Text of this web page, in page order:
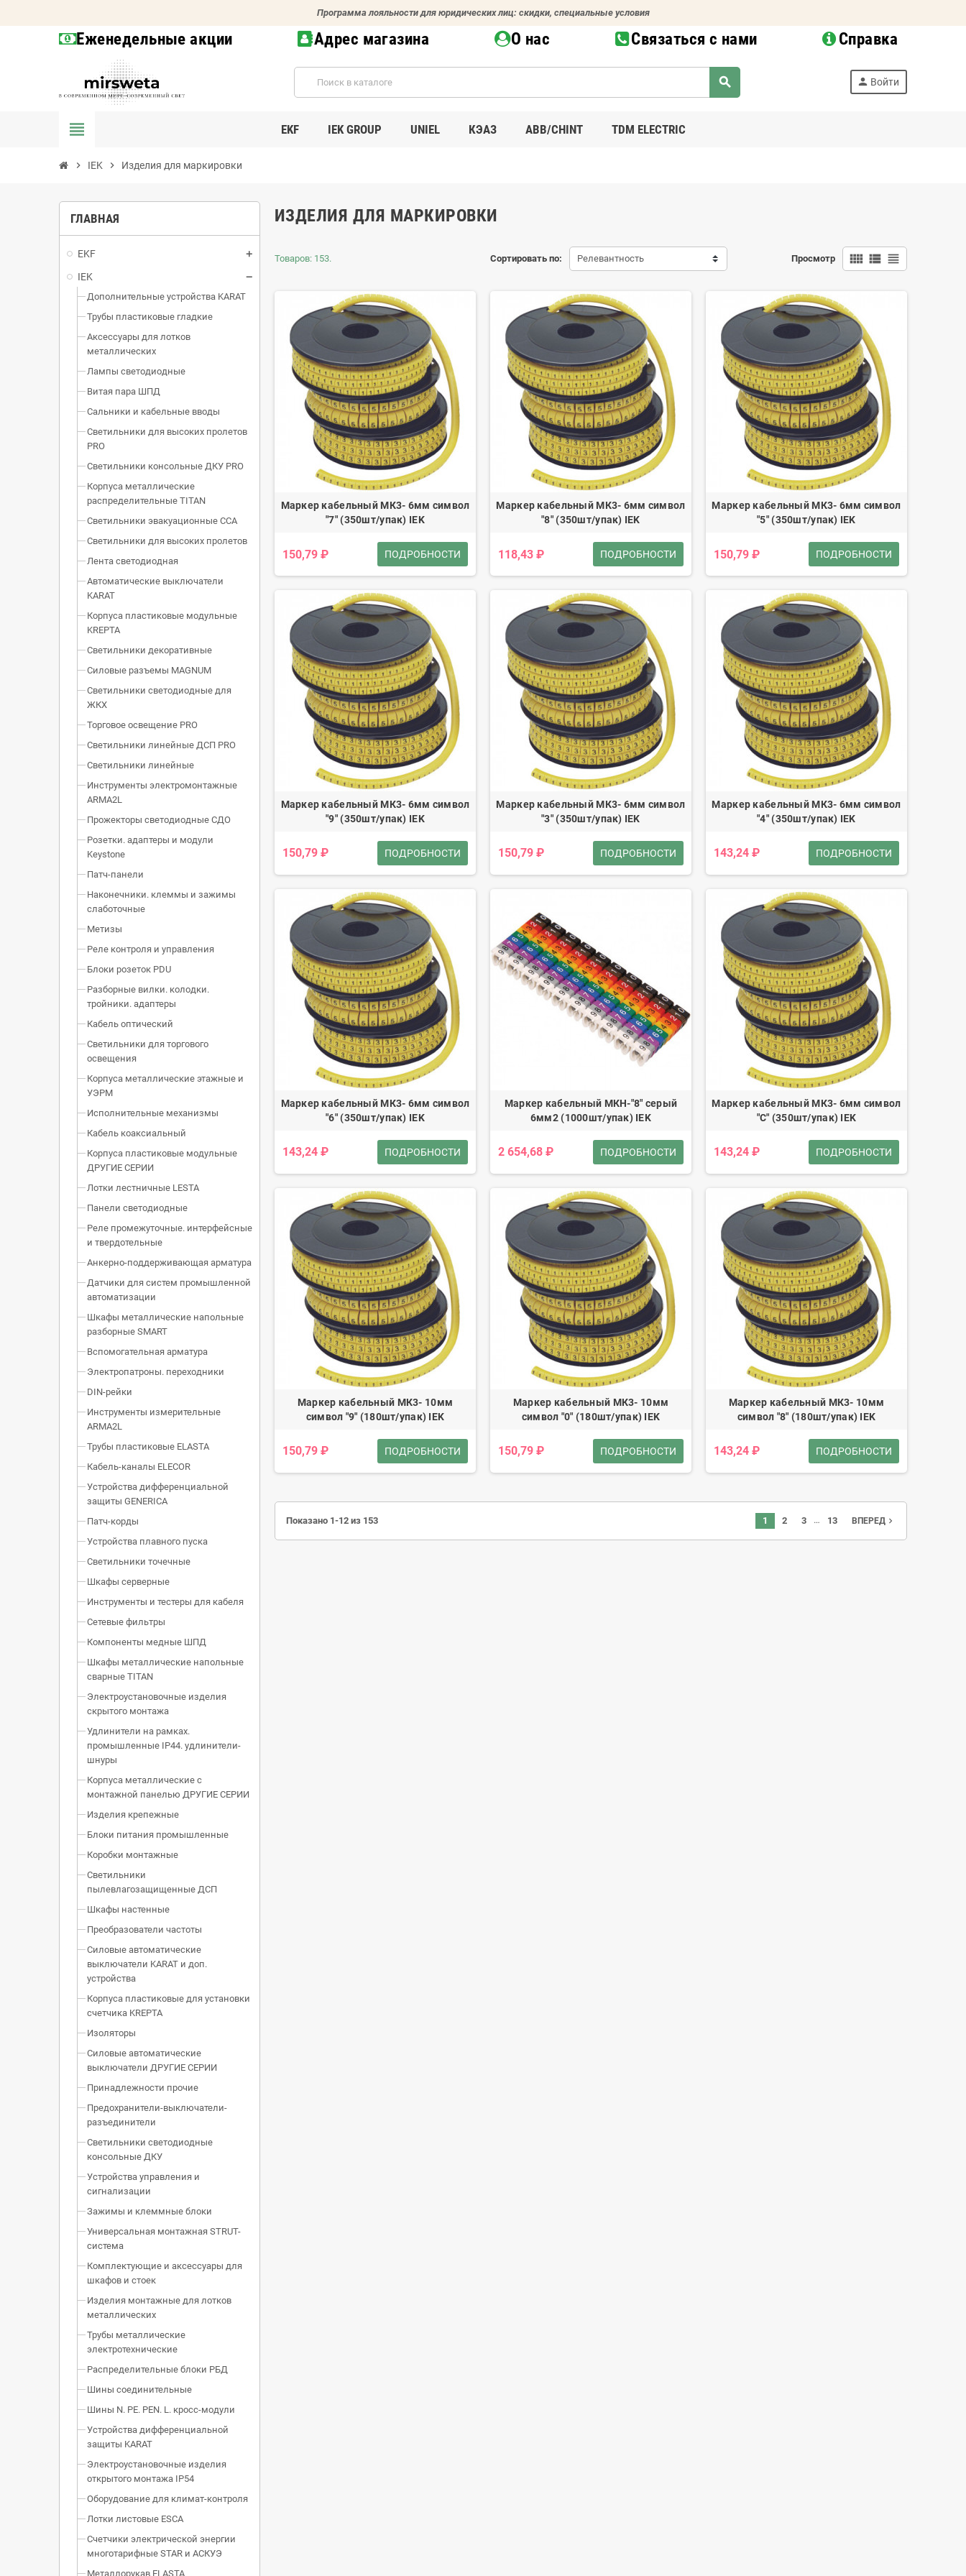
Программа лояльности для юридических лиц: скидки, специальные условия
Еженедельные акции Адрес магазина О нас Связаться с нами Справка
search person Войти
view_headline EKF IEK GROUP UNIEL КЭАЗ ABB/CHINT TDM ELECTRIC
chevron_right IEK chevron_right Изделия для маркировки
ГЛАВНАЯ
EKF
IEK
Дополнительные устройства KARAT
Трубы пластиковые гладкие
Аксессуары для лотков
металлических
Лампы светодиодные
Витая пара ШПД
Сальники и кабельные вводы
Светильники для высоких пролетов
PRO
Светильники консольные ДКУ PRO
Корпуса металлические
распределительные TITAN
Светильники эвакуационные ССА
Светильники для высоких пролетов
Лента светодиодная
Автоматические выключатели
KARAT
Корпуса пластиковые модульные
KREPTA
Светильники декоративные
Силовые разъемы MAGNUM
Светильники светодиодные для
ЖКХ
Торговое освещение PRO
Светильники линейные ДСП PRO
Светильники линейные
Инструменты электромонтажные
ARMA2L
Прожекторы светодиодные СДО
Розетки. адаптеры и модули
Keystone
Патч-панели
Наконечники. клеммы и зажимы
слаботочные
Метизы
Реле контроля и управления
Блоки розеток PDU
Разборные вилки. колодки.
тройники. адаптеры
Кабель оптический
Светильники для торгового
освещения
Корпуса металлические этажные и
УЭРМ
Исполнительные механизмы
Кабель коаксиальный
Корпуса пластиковые модульные
ДРУГИЕ СЕРИИ
Лотки лестничные LESTA
Панели светодиодные
Реле промежуточные. интерфейсные
и твердотельные
Анкерно-поддерживающая арматура
Датчики для систем промышленной
автоматизации
Шкафы металлические напольные
разборные SMART
Вспомогательная арматура
Электропатроны. переходники
DIN-рейки
Инструменты измерительные
ARMA2L
Трубы пластиковые ELASTA
Кабель-каналы ELECOR
Устройства дифференциальной
защиты GENERICA
Патч-корды
Устройства плавного пуска
Светильники точечные
Шкафы серверные
Инструменты и тестеры для кабеля
Сетевые фильтры
Компоненты медные ШПД
Шкафы металлические напольные
сварные TITAN
Электроустановочные изделия
скрытого монтажа
Удлинители на рамках.
промышленные IP44. удлинители-
шнуры
Корпуса металлические с
монтажной панелью ДРУГИЕ СЕРИИ
Изделия крепежные
Блоки питания промышленные
Коробки монтажные
Светильники
пылевлагозащищенные ДСП
Шкафы настенные
Преобразователи частоты
Силовые автоматические
выключатели KARAT и доп.
устройства
Корпуса пластиковые для установки
счетчика KREPTA
Изоляторы
Силовые автоматические
выключатели ДРУГИЕ СЕРИИ
Принадлежности прочие
Предохранители-выключатели-
разъединители
Светильники светодиодные
консольные ДКУ
Устройства управления и
сигнализации
Зажимы и клеммные блоки
Универсальная монтажная STRUT-
система
Комплектующие и аксессуары для
шкафов и стоек
Изделия монтажные для лотков
металлических
Трубы металлические
электротехнические
Распределительные блоки РБД
Шины соединительные
Шины N. PE. PEN. L. кросс-модули
Устройства дифференциальной
защиты KARAT
Электроустановочные изделия
открытого монтажа IP54
Оборудование для климат-контроля
Лотки листовые ESCA
Счетчики электрической энергии
многотарифные STAR и АСКУЭ
Металлорукав ELASTA
ИЗДЕЛИЯ ДЛЯ МАРКИРОВКИ
Сортировать по: Релевантность Просмотр view_comfy view_list view_headline
Товаров: 153.
Маркер кабельный МК3- 6мм символ
"7" (350шт/упак) IEK
150,79 ₽ ПОДРОБНОСТИ
Маркер кабельный МК3- 6мм символ
"8" (350шт/упак) IEK
118,43 ₽ ПОДРОБНОСТИ
Маркер кабельный МК3- 6мм символ
"5" (350шт/упак) IEK
150,79 ₽ ПОДРОБНОСТИ
Маркер кабельный МК3- 6мм символ
"9" (350шт/упак) IEK
150,79 ₽ ПОДРОБНОСТИ
Маркер кабельный МК3- 6мм символ
"3" (350шт/упак) IEK
150,79 ₽ ПОДРОБНОСТИ
Маркер кабельный МК3- 6мм символ
"4" (350шт/упак) IEK
143,24 ₽ ПОДРОБНОСТИ
Маркер кабельный МК3- 6мм символ
"6" (350шт/упак) IEK
143,24 ₽ ПОДРОБНОСТИ
Маркер кабельный МКН-"8" серый
6мм2 (1000шт/упак) IEK
2 654,68 ₽ ПОДРОБНОСТИ
Маркер кабельный МК3- 6мм символ
"С" (350шт/упак) IEK
143,24 ₽ ПОДРОБНОСТИ
Маркер кабельный МК3- 10мм
символ "9" (180шт/упак) IEK
150,79 ₽ ПОДРОБНОСТИ
Маркер кабельный МК3- 10мм
символ "0" (180шт/упак) IEK
150,79 ₽ ПОДРОБНОСТИ
Маркер кабельный МК3- 10мм
символ "8" (180шт/упак) IEK
143,24 ₽ ПОДРОБНОСТИ
Показано 1-12 из 153 1 2 3 … 13 ВПЕРЕДnavigate_next